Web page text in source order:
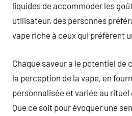
liquides de accommoder les
utilisateur, des personnes
vape riche à ceux qui préfèrent
Chaque saveur a le potentiel de
la perception de la vape, en
personnalisée et variée au
Que ce soit pour évoquer une